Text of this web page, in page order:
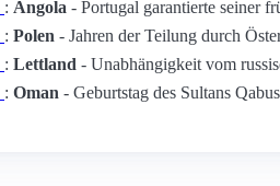
: Angola - Portugal garantierte seiner
: Polen - Jahren der Teilung durch
: Lettland - Unabhängigkeit vom
: Oman - Geburtstag des Sultans